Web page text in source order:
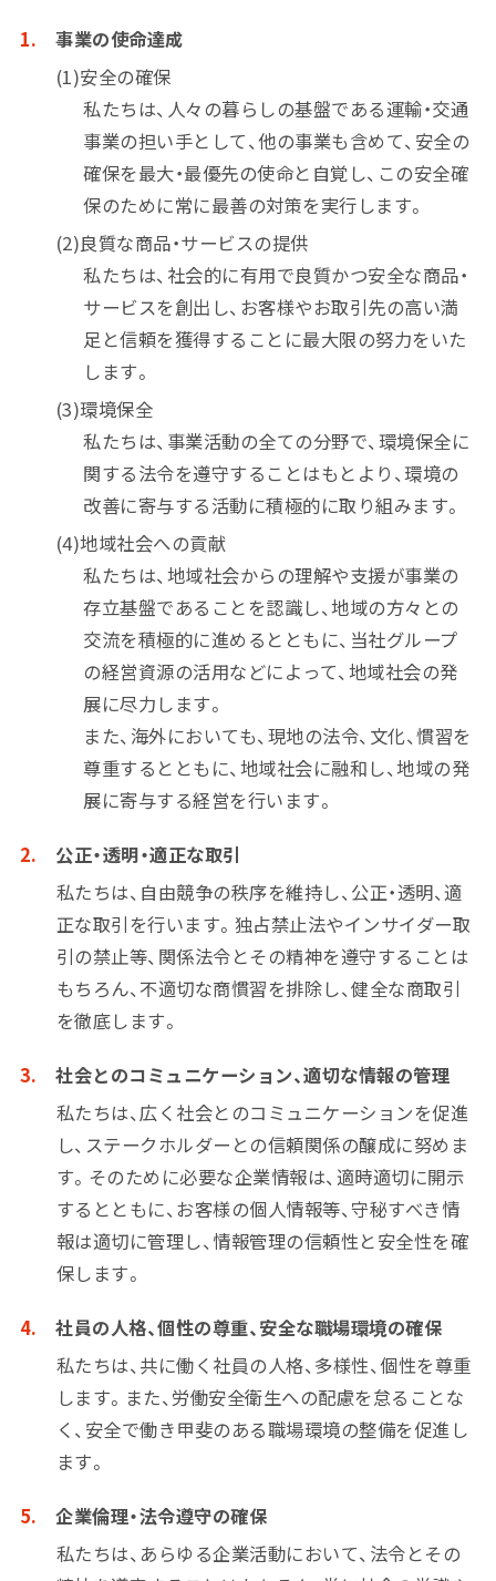
事業の使命達成
(1)安全の確保
私たちは、人々の暮らしの基盤である運輸・交通
事業の担い手として、他の事業も含めて、安全の
確保を最大・最優先の使命と自覚し、この安全確
保のために常に最善の対策を実行します。
(2)良質な商品・サービスの提供
私たちは、社会的に有用で良質かつ安全な商品・
サービスを創出し、お客様やお取引先の高い満
足と信頼を獲得することに最大限の努力をいた
します。
(3)環境保全
私たちは、事業活動の全ての分野で、環境保全に
関する法令を遵守することはもとより、環境の
改善に寄与する活動に積極的に取り組みます。
(4)地域社会への貢献
私たちは、地域社会からの理解や支援が事業の
存立基盤であることを認識し、地域の方々との
交流を積極的に進めるとともに、当社グループ
の経営資源の活用などによって、地域社会の発
展に尽力します。
また、海外においても、現地の法令、文化、慣習を
尊重するとともに、地域社会に融和し、地域の発
展に寄与する経営を行います。
公正・透明・適正な取引
私たちは、自由競争の秩序を維持し、公正・透明、適
正な取引を行います。独占禁止法やインサイダー取
引の禁止等、関係法令とその精神を遵守することは
もちろん、不適切な商慣習を排除し、健全な商取引
を徹底します。
社会とのコミュニケーション、適切な情報の管理
私たちは、広く社会とのコミュニケーションを促進
し、ステークホルダーとの信頼関係の醸成に努めま
す。そのために必要な企業情報は、適時適切に開示
するとともに、お客様の個人情報等、守秘すべき情
報は適切に管理し、情報管理の信頼性と安全性を確
保します。
社員の人格、個性の尊重、安全な職場環境の確保
私たちは、共に働く社員の人格、多様性、個性を尊重
します。また、労働安全衛生への配慮を怠ることな
く、安全で働き甲斐のある職場環境の整備を促進し
ます。
企業倫理・法令遵守の確保
私たちは、あらゆる企業活動において、法令とその